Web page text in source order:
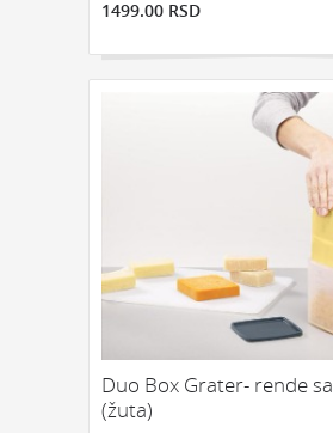
1499.00 RSD
Duo Box Grater- rende
(žuta)